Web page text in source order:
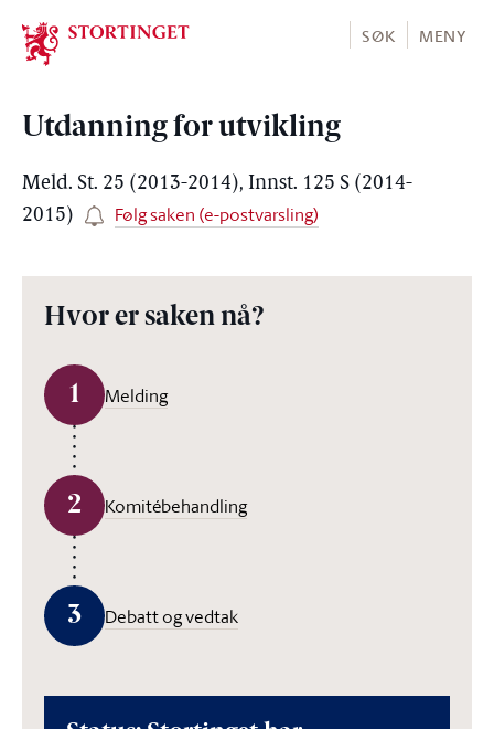
Stortinget.no
SØK MENY
Utdanning for utvikling
Meld. St. 25 (2013-2014), Innst. 125 S (2014-
2015)
Følg saken (e-postvarsling)
Hvor er saken nå?
1 Melding
2 Komitébehandling
3 Debatt og vedtak